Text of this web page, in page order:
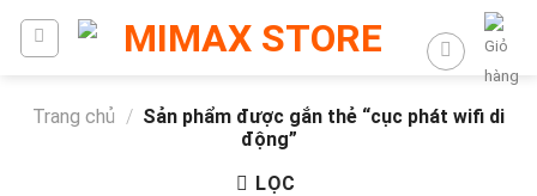
Trang chủ / Sản phẩm được gắn thẻ “cục phát wifi di
động”
LỌC